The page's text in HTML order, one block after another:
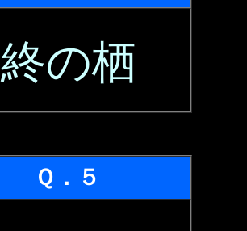
終の栖
Ｑ．５